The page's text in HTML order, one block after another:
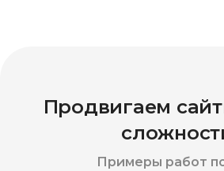
Продвигаем
Примеры работ